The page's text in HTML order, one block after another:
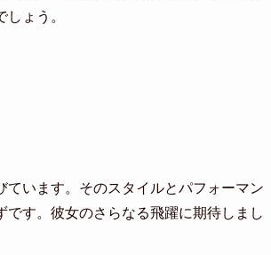
ょう。
います。そのスタイルとパフォーマン
す。彼女のさらなる飛躍に期待しまし